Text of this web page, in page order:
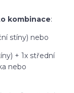
kombinace:
stíny) nebo
+ 1x střední
nebo